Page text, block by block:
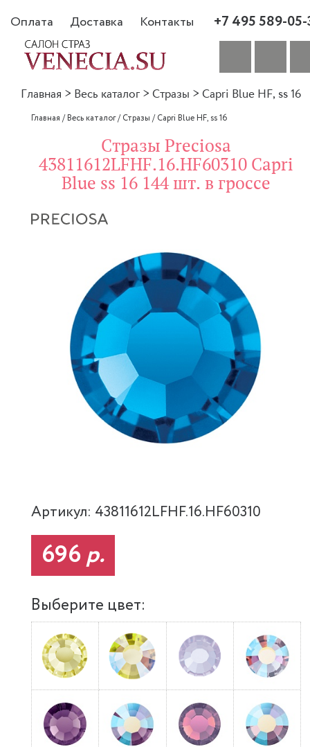
Оплата Доставка Контакты +7 495 589-
Главная > Весь каталог > Стразы > Capri Blue HF, ss 16
Главная /Весь каталог/Стразы /Capri Blue HF, ss 16
Стразы Preciosa
43811612LFHF.16.HF60310 Capri
Blue ss 16 144 шт. в гроссе
Артикул: 43811612LFHF.16.HF60310
696р.
Выберите цвет: